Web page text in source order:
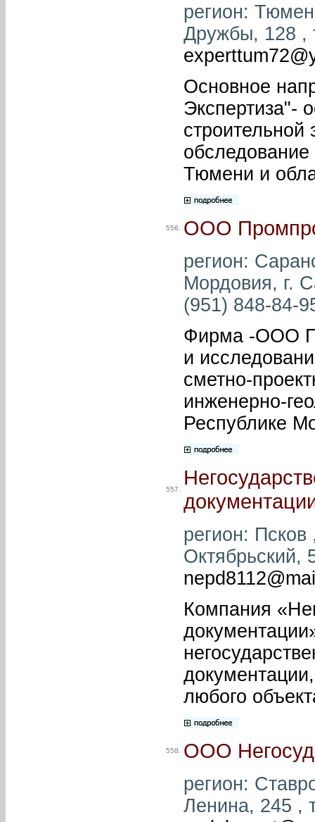
регион:
Дружбы, 128 ,
Основное
Экспертиза"-
строительной
Тюмени и
556. ООО
регион:
Мордовия, г.
(951) 848-84-
Фирма -ООО
и
сметно-
инженерно-
Республике
557.
регион:
Октябрьский,
Компания
любого
558. ООО
регион:
Ленина, 245 ,